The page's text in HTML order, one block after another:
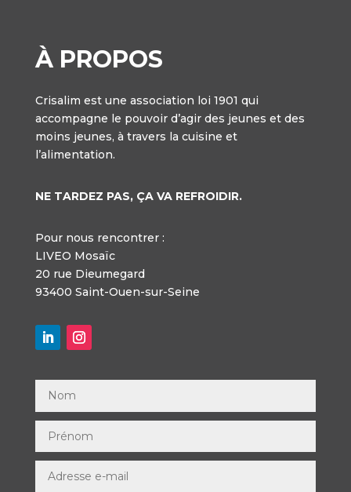
À PROPOS
Crisalim est une association loi 1901 qui
accompagne le pouvoir d’agir des jeunes et des
moins jeunes, à travers la cuisine et
l’alimentation.
NE TARDEZ PAS, ÇA VA REFROIDIR.
Pour nous rencontrer :
LIVEO Mosaïc
20 rue Dieumegard
93400 Saint-Ouen-sur-Seine